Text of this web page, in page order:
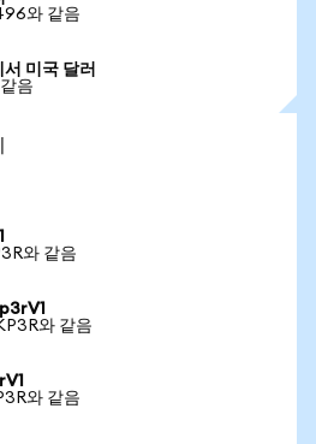
와 같음
미국 달러
음
와 같음
와 같음
와 같음